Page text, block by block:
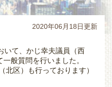
2020年06月18日更新
いて、かじ幸夫議員（西
般質問を行いました。
北区）も行っております）